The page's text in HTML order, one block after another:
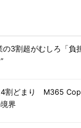
の3割超がむしろ「
4割どまり M365
界